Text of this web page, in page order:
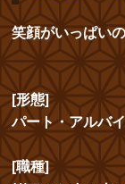
笑顔がいっぱい
[形態]
パート・アルバ
[職種]